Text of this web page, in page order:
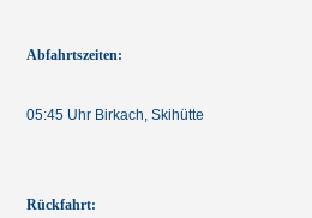
Abfahrtszeiten:
05:45 Uhr Birkach, Skihütte
Rückfahrt: